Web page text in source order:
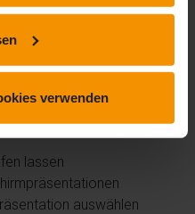
verwenden
Clips
lassen
auswählen